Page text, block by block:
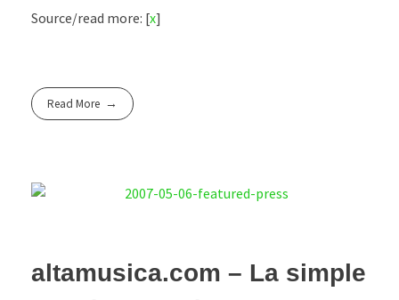
Source/read more: [x]
Read More
altamusica.com – La simple